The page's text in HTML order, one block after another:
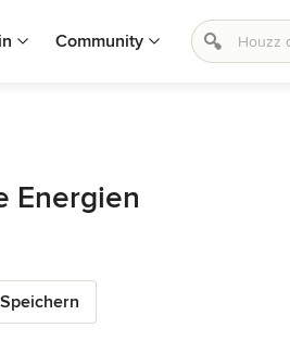
Community
Energien
Speichern